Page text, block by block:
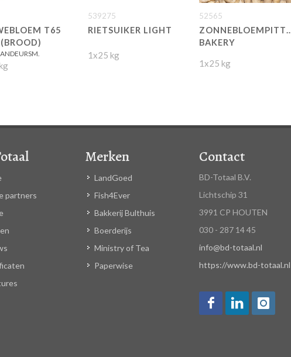
T65
539275
RIETSUIKER LIGHT
1x25 kg
52565
BAKERY
1x25 kg
partners
Merken
LandGoed
Fish4Ever
Bakkerij Bulthuis
Boerderijs
Ministry of Tea
Paperwise
Contact
BD-Totaal B.V.
Lichtschip 31
3991 CP HOUTEN
030 - 287 14 45
info@bd-totaal.nl
https://www.bd-totaal.nl